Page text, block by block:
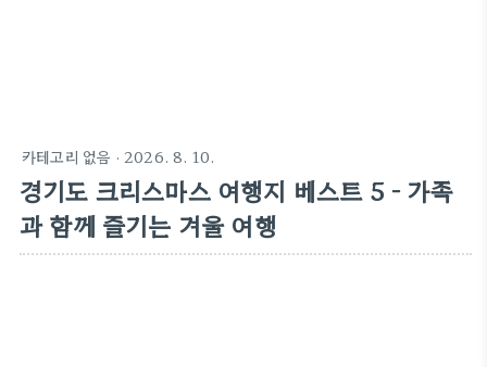
카테고리 없음 ·2026. 8. 10.
경기도 크리스마스 여행지 베스트 5 - 가족
과 함께 즐기는 겨울 여행